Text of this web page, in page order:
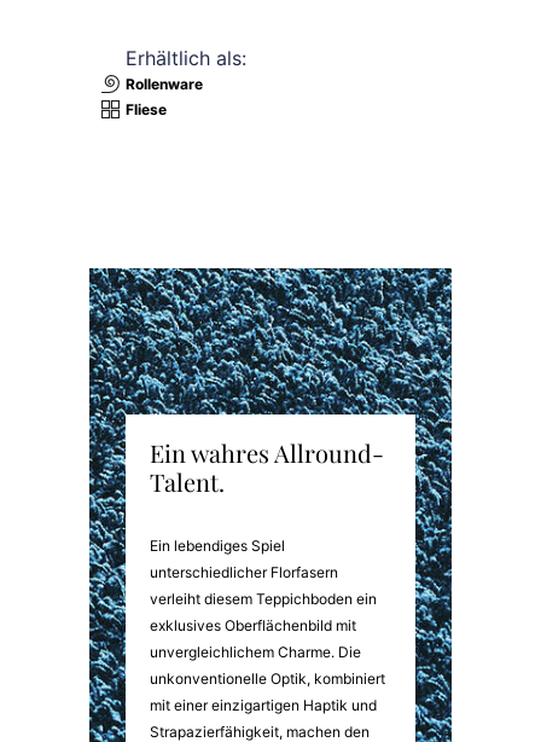
Erhältlich als:
Rollenware
Fliese
Ein wahres Allround-
Talent.
Ein lebendiges Spiel
unterschiedlicher Florfasern
verleiht diesem Teppichboden ein
exklusives Oberflächenbild mit
unvergleichlichem Charme. Die
unkonventionelle Optik, kombiniert
mit einer einzigartigen Haptik und
Strapazierfähigkeit, machen den